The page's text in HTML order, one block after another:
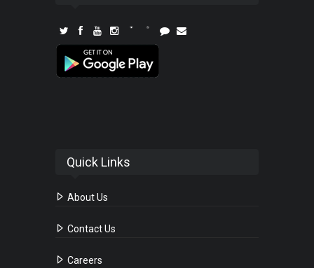
Quick Links
About Us
Contact Us
Careers